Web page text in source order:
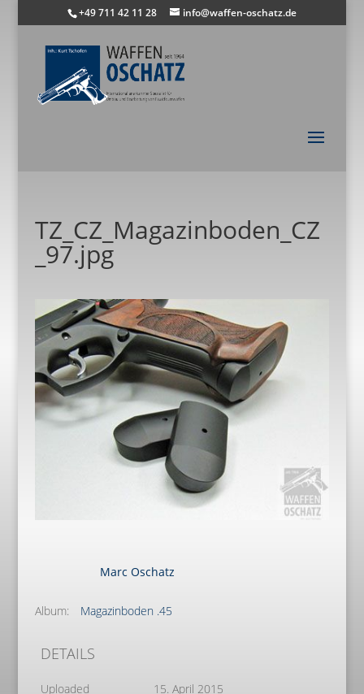
+49 711 42 11 28 info@waffen-oschatz.de
TZ_CZ_Magazinboden_CZ
_97.jpg
Marc Oschatz
Album: Magazinboden .45
DETAILS
Uploaded 15. April 2015